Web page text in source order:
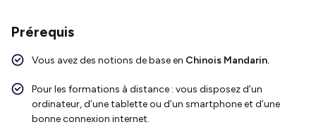
Prérequis
Vous avez des notions de base en Chinois Mandarin.
Pour les formations à distance : vous disposez d’un
ordinateur, d’une tablette ou d’un smartphone et d’une
bonne connexion internet.